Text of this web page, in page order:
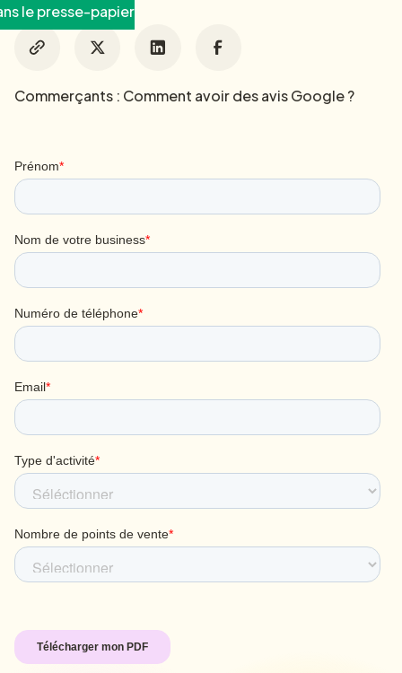
le presse-papier
Commerçants : Comment avoir des avis Google ?